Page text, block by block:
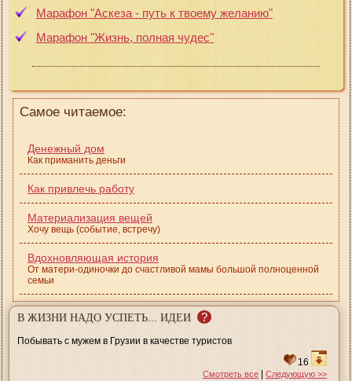
Марафон "Аскеза - путь к твоему желанию"
Марафон "Жизнь, полная чудес"
Самое читаемое:
Денежный дом
Как приманить деньги
Как привлечь работу
Материализация вещей
Хочу вещь (событие, встречу)
Вдохновляющая история
От матери-одиночки до счастливой мамы большой полноценной
семьи
В ЖИЗНИ НАДО УСПЕТЬ... ИДЕИ ?
Побывать с мужем в Грузии в качестве туристов
16
Смотреть все | Следующую >>